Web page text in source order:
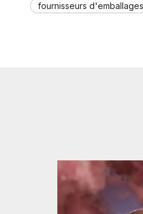
fournisseurs